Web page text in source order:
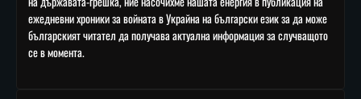
ежедневни хроники за войната в Украйна на български език за да може
българският читател да получава актуална информация за случващото
се в момента.